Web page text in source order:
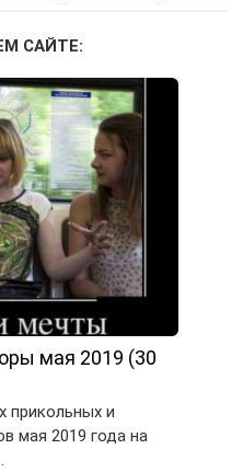
САЙТЕ:
мая 2019 (30
прикольных и
мая 2019 года на